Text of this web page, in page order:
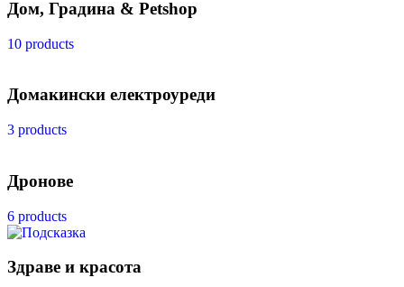
Дом, Градина & Petshop
10 products
Домакински електроуреди
3 products
Дронове
6 products
Здраве и красота